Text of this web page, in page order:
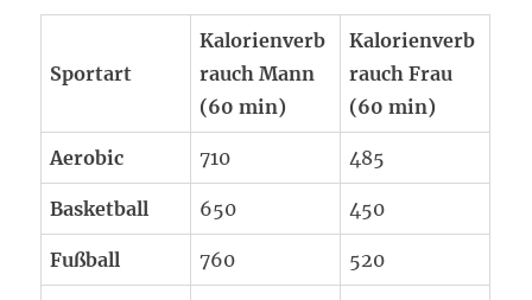
Sportart
Kalorienverb
rauch Mann
(60 min)
Kalorienverb
rauch Frau
(60 min)
Aerobic 710 485
Basketball 650 450
Fußball 760 520